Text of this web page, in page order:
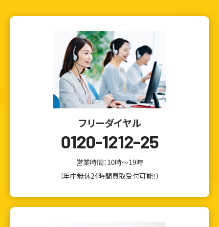
フリーダイヤル
0120-1212-25
営業時間：10時～19時
（年中無休24時間買取受付可能！）